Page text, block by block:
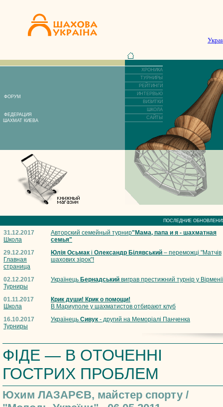
ФОРУМ
ФЕДЕРАЦИЯ
ШАХМАТ КИЕВА
ХРОНИКА
ТУРНИРЫ
РЕЙТИНГИ
ИНТЕРВЬЮ
ВИЗИТКИ
ШКОЛА
САЙТЫ
ПОСЛЕДНИЕ
31.12.2017
Школа
Авторский семейный турнир"Мама, папа и я - шахматная
семья"
29.12.2017
Главная
страница
Юлія Осьмак і Олександр Білявський – переможці "Матчів
шахових зірок"!
02.12.2017
Турниры
Українець Бернадський виграв престижний турнір у Вірменії
01.11.2017
Школа
Крик души! Крик о помощи!
В Мариуполе у шахматистов отбирают клуб
16.10.2017
Турниры
Українець Сивук - другий на Меморіалі Панченка
ФІДЕ — В ОТОЧЕННІ
ГОСТРИХ ПРОБЛЕМ
Юхим ЛАЗАРЄВ, майстер спорту /